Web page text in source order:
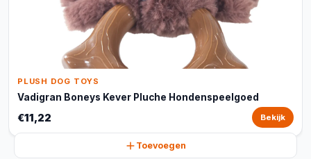
PLUSH DOG TOYS
Vadigran Boneys Kever Pluche Hondenspeelgoed
€11,22 Bekijk
Toevoegen